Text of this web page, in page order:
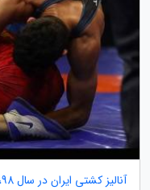
آنالیز کشتی ایران در سال 98، به امید سالی نکو در المپیک